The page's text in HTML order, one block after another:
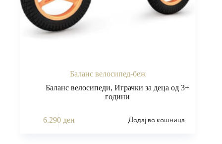
Баланс велосипед-беж
Баланс велосипеди,Играчки за деца од 3+
години
6.290 ден Додај во кошница